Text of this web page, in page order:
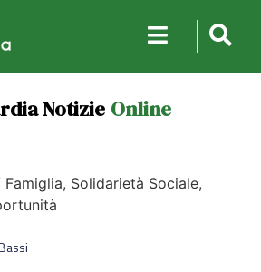
Notizie Online
Famiglia, Solidarietà Sociale,